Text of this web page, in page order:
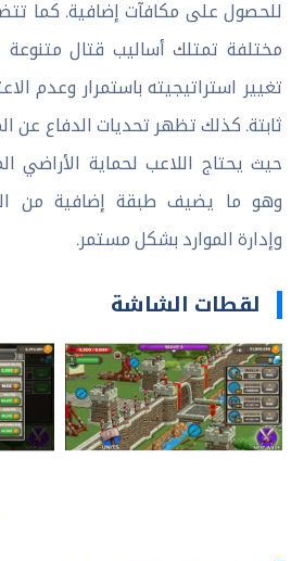
للحصول على مكافآت إضافية. كما
مختلفة تمتلك أساليب قتال متنوعة
تغيير استراتيجيته باستمرار وعدم
ثابتة. كذلك تظهر تحديات الدفاع عن
حيث يحتاج اللاعب لحماية الأراضي
وهو ما يضيف طبقة إضافية من
وإدارة الموارد بشكل مستمر.
لقطات الشاشة